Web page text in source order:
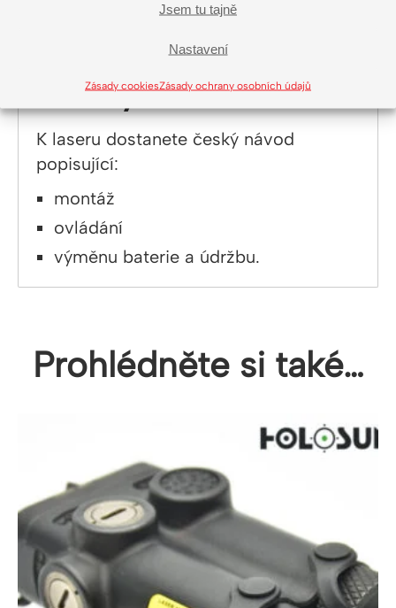
Jsem tu tajně
Nastavení
Zásady cookiesZásady ochrany osobních údajů
torx klíče pro uchycení a seřízení
Český návod
K laseru dostanete český návod
popisující:
montáž
ovládání
výměnu baterie a údržbu.
Prohlédněte si také…